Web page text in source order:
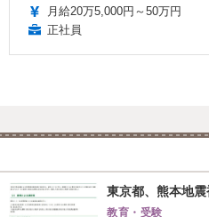
月給20万5,000円～50万円
正社員
東京都、熊本地
教育・受験